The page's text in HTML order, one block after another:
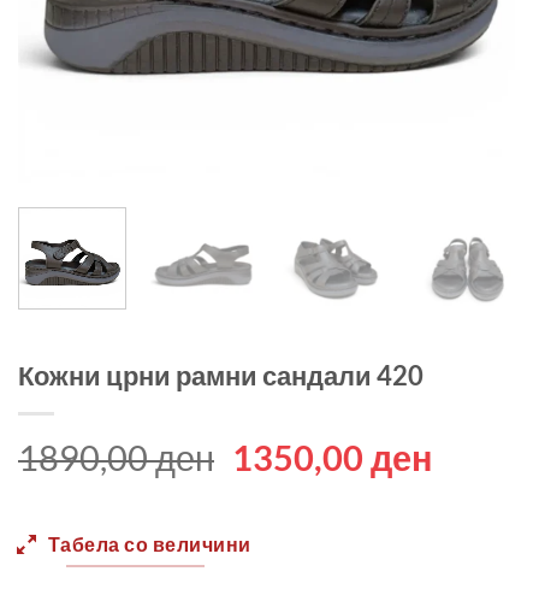
Кожни црни рамни сандали 420
1890,00ден Original
1890,00 ден.
1350,00 ден
Табела со величини